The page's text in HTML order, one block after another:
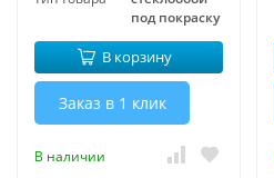
под покраску
В корзину
Заказ в 1 клик
В наличии